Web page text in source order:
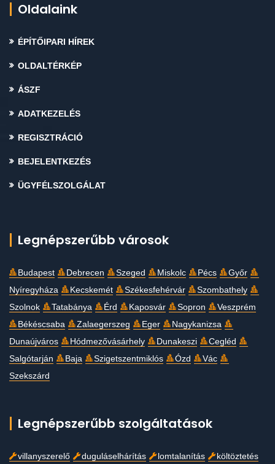
Oldalaink
ÉPÍTŐIPARI HÍREK
OLDALTÉRKÉP
ÁSZF
ADATKEZELÉS
REGISZTRÁCIÓ
BEJELENTKEZÉS
ÜGYFÉLSZOLGÁLAT
Legnépszerűbb városok
Budapest Debrecen Szeged Miskolc Pécs
Győr
Nyíregyháza
Kecskemét Székesfehérvár
Szombathely
Szolnok
Tatabánya Érd Kaposvár Sopron
Veszprém
Békéscsaba
Zalaegerszeg Eger
Nagykanizsa
Dunaújváros
Hódmezővásárhely Dunakeszi
Cegléd
Salgótarján
Baja Szigetszentmiklós Ózd
Vác
Szekszárd
Legnépszerűbb szolgáltatások
villanyszerelő duguláselhárítás lomtalanítás
költöztetés